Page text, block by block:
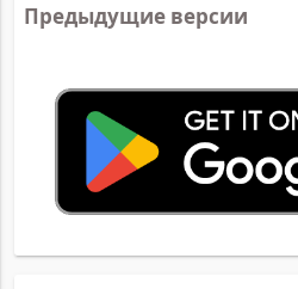
Предыдущие версии